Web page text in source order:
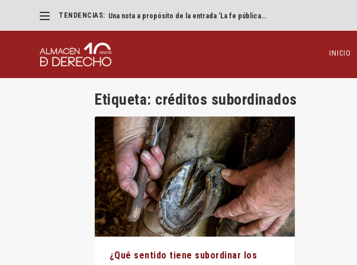
TENDENCIAS: Una nota a propósito de la entrada ‘La fe pública...
INICIO
Etiqueta: créditos subordinados
¿Qué sentido tiene subordinar los